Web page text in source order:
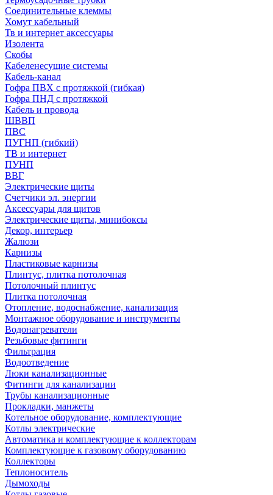
Соединительные клеммы
Хомут кабельный
Тв и интернет аксессуары
Изолента
Скобы
Кабеленесущие системы
Кабель-канал
Гофра ПВХ с протяжкой (гибкая)
Гофра ПНД с протяжкой
Кабель и провода
ШВВП
ПВС
ПУГНП (гибкий)
ТВ и интернет
ПУНП
ВВГ
Электрические щиты
Счетчики эл. энергии
Аксессуары для щитов
Электрические щиты, минибоксы
Декор, интерьер
Жалюзи
Карнизы
Пластиковые карнизы
Плинтус, плитка потолочная
Потолочный плинтус
Плитка потолочная
Отопление, водоснабжение, канализация
Монтажное оборудование и инструменты
Водонагреватели
Резьбовые фитинги
Фильтрация
Водоотведение
Люки канализационные
Фитинги для канализации
Трубы канализационные
Прокладки, манжеты
Котельное оборудование, комплектующие
Котлы электрические
Автоматика и комплектующие к коллекторам
Комплектующие к газовому оборудованию
Коллекторы
Теплоноситель
Дымоходы